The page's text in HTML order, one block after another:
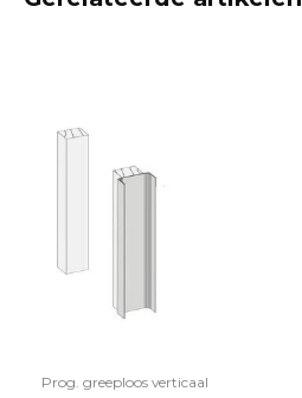
Prog. greeploos verticaal